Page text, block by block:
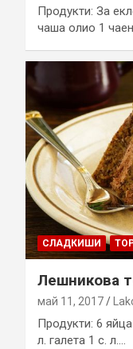
Продукти: За
чаша олио 1
СЛАДКИШИ
Лешникова
май 11, 2017
Продукти: 6
л. галета 1 с. л.…